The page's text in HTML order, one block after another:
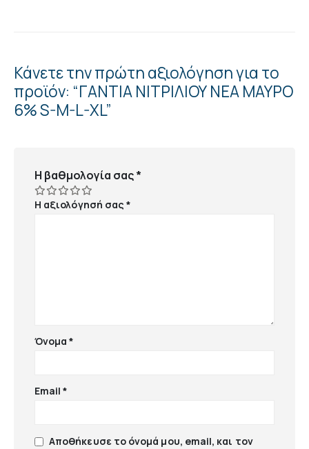
Κάνετε την πρώτη αξιολόγηση για το
προϊόν: “ΓΑΝΤΙΑ ΝΙΤΡΙΛΙΟΥ NEA ΜΑΥΡΟ
6% S-M-L-XL”
Η βαθμολογία σας*
Η αξιολόγησή σας*
Όνομα*
Email*
Αποθήκευσε το όνομά μου, email, και τον